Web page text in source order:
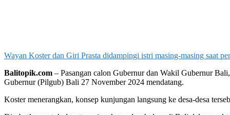
Wayan Koster dan Giri Prasta didampingi istri masing-masing saat
Balitopik.com – Pasangan calon Gubernur dan Wakil Gubernur
Gubernur (Pilgub) Bali 27 November 2024 mendatang.
Koster menerangkan, konsep kunjungan langsung ke desa-desa